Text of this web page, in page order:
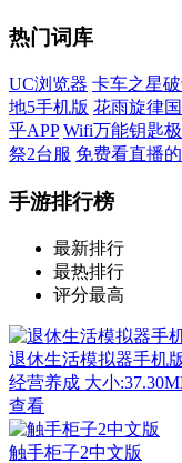
热门词库
UC浏览器 卡车之星
地5手机版 花雨旋律
乎APP Wifi万能钥匙
祭2台服 免费看直播
手游排行榜
最新排行
最热排行
评分最高
退休生活模拟器手机
经营养成 大小
查看
触手柜子2中文版